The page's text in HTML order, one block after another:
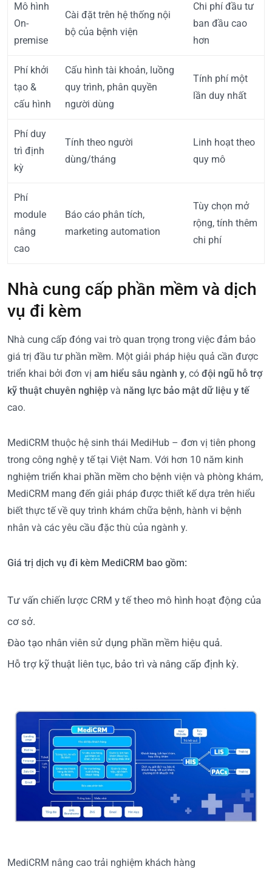
Mô hình
On-
premise
Cài đặt trên hệ thống nội
bộ của bệnh viện
Chi phí đầu tư
ban đầu cao
hơn
Phí khởi
tạo &
cấu hình
Cấu hình tài khoản, luồng
quy trình, phân quyền
người dùng
Tính phí một
lần duy nhất
Phí duy
trì định
kỳ
Tính theo người
dùng/tháng
Linh hoạt theo
quy mô
Phí
module
nâng
cao
Báo cáo phân tích,
marketing automation
Tùy chọn mở
rộng, tính thêm
chi phí
Nhà cung cấp phần mềm và dịch
vụ đi kèm
Nhà cung cấp đóng vai trò quan trọng trong việc đảm bảo
giá trị đầu tư phần mềm. Một giải pháp hiệu quả cần được
triển khai bởi đơn vị am hiểu sâu ngành y, có đội ngũ hỗ trợ
kỹ thuật chuyên nghiệp và năng lực bảo mật dữ liệu y tế
cao.
MediCRM thuộc hệ sinh thái MediHub – đơn vị tiên phong
trong công nghệ y tế tại Việt Nam. Với hơn 10 năm kinh
nghiệm triển khai phần mềm cho bệnh viện và phòng khám,
MediCRM mang đến giải pháp được thiết kế dựa trên hiểu
biết thực tế về quy trình khám chữa bệnh, hành vi bệnh
nhân và các yêu cầu đặc thù của ngành y.
Giá trị dịch vụ đi kèm MediCRM bao gồm:
Tư vấn chiến lược CRM y tế theo mô hình hoạt động của
cơ sở.
Đào tạo nhân viên sử dụng phần mềm hiệu quả.
Hỗ trợ kỹ thuật liên tục, bảo trì và nâng cấp định kỳ.
MediCRM nâng cao trải nghiệm khách hàng